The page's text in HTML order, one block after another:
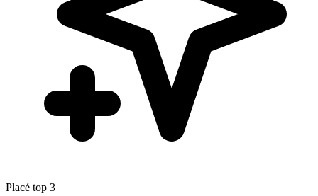
Placé top 3